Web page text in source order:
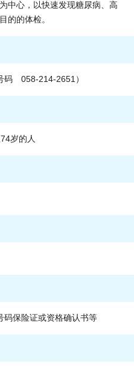
中心，以快速发现糖尿病、高
的的体检。
码 058-214-2651）
岁的人
码保险证或资格确认书等